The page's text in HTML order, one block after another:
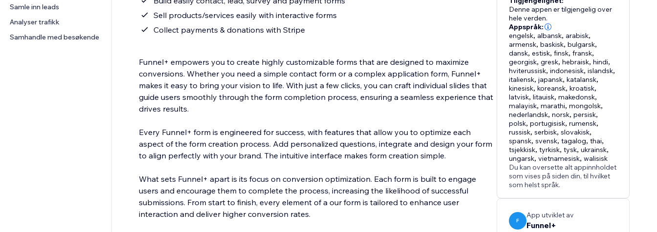
Diagrammer og tabeller
Samle inn leads
Analyser trafikk
Samhandle med besøkende
Sell products/services easily with interactive forms
Collect payments & donations with Stripe
Funnel+ empowers you to create highly customizable forms that are designed to maximize
conversions. Whether you need a simple contact form or a complex application form, Funnel+
makes it easy to bring your vision to life. With just a few clicks, you can craft individual slides that
guide users smoothly through the form completion process, ensuring a seamless experience that
drives results.
Every Funnel+ form is engineered for success, with features that allow you to optimize each
aspect of the form creation process. Add personalized questions, integrate and design your form
to align perfectly with your brand. The intuitive interface makes form creation simple.
What sets Funnel+ apart is its focus on conversion optimization. Each form is built to engage
users and encourage them to complete the process, increasing the likelihood of successful
submissions. From start to finish, every element of a our form is tailored to enhance user
interaction and deliver higher conversion rates.
Denne appen er tilgjengelig over
hele verden.
Appspråk:
engelsk, albansk, arabisk,
armensk,baskisk,bulgarsk,
dansk,estisk,finsk,fransk,
georgisk,gresk,hebraisk,hindi,
hviterussisk,indonesisk,islandsk,
italiensk,japansk,katalansk,
kinesisk,koreansk,kroatisk,
latvisk,litauisk,makedonsk,
malayisk,marathi,mongolsk,
nederlandsk,norsk,persisk,
polsk,portugisisk,rumensk,
russisk,serbisk,slovakisk,
spansk,svensk,tagalog,thai,
tsjekkisk,tyrkisk,tysk,ukrainsk,
ungarsk,vietnamesisk,walisisk
Du kan oversette alt appinnholdet
som vises på siden din, til hvilket
som helst språk.
F
App utviklet av
Funnel+